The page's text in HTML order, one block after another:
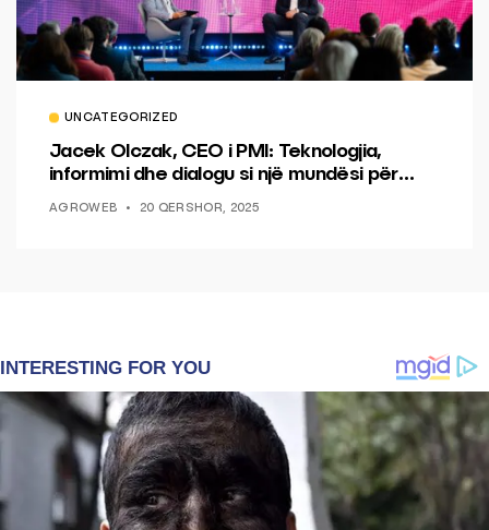
UNCATEGORIZED
Jacek Olczak, CEO i PMI: Teknologjia,
informimi dhe dialogu si një mundësi për
AGROWEB 20 QERSHOR, 2025